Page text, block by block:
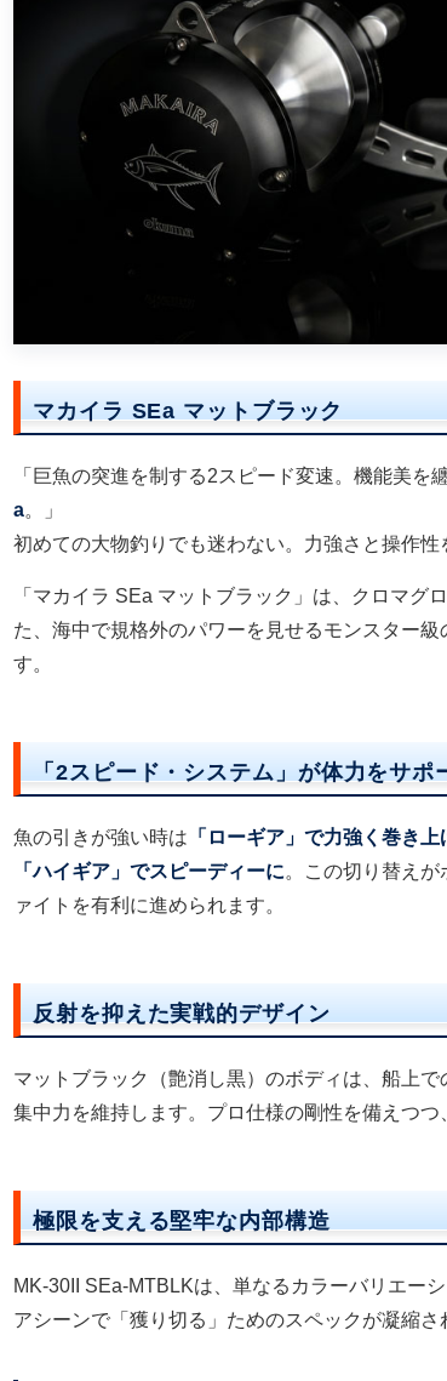
マカイラ SEa マットブラック
「巨魚の突進を制する2スピード変速。機能美を
a。」
初めての大物釣りでも迷わない。力強さと操作性
「マカイラ SEa マットブラック」は、クロマグ
た、海中で規格外のパワーを見せるモンスター
す。
「2スピード・システム」が体力をサポ
魚の引きが強い時は 「ローギア」で力強く巻き上
「ハイギア」でスピーディーに。この切り替え
ァイトを有利に進められます。
反射を抑えた実戦的デザイン
マットブラック（艶消し黒）のボディは、船上
集中力を維持します。プロ仕様の剛性を備えつつ
極限を支える堅牢な内部構造
MK-30II SEa-MTBLKは、単なるカラーバリエー
アシーンで「獲り切る」ためのスペックが凝縮さ